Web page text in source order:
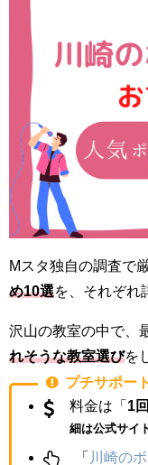
Mスタ独自の調査で
め10選を、それぞれ
沢山の教室の中で、
れそうな教室選びを
プチサポート
料金は「 1
細は公式サイ
「 川崎の